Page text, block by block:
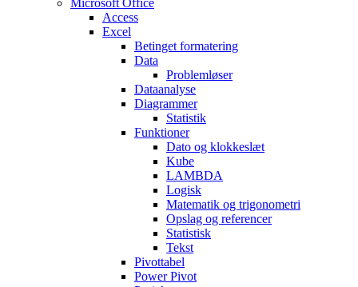
Microsoft Office
Access
Excel
Betinget formatering
Data
Problemløser
Dataanalyse
Diagrammer
Statistik
Funktioner
Dato og klokkeslæt
Kube
LAMBDA
Logisk
Matematik og trigonometri
Opslag og referencer
Statistisk
Tekst
Pivottabel
Power Pivot